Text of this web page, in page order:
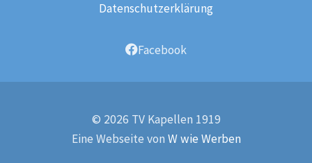
Datenschutzerklärung
Facebook
© 2026 TV Kapellen 1919
Eine Webseite von W wie Werben